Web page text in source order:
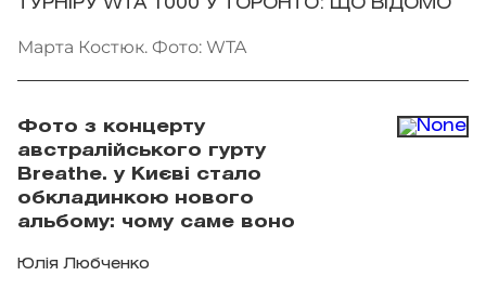
ТУРНІРУ WTA 1000 У ТОРОНТО: ЩО ВІДОМО
Марта Костюк. Фото: WTA
Фото з концерту
австралійського гурту
Breathe. у Києві стало
обкладинкою нового
альбому: чому саме воно
Юлія Любченко